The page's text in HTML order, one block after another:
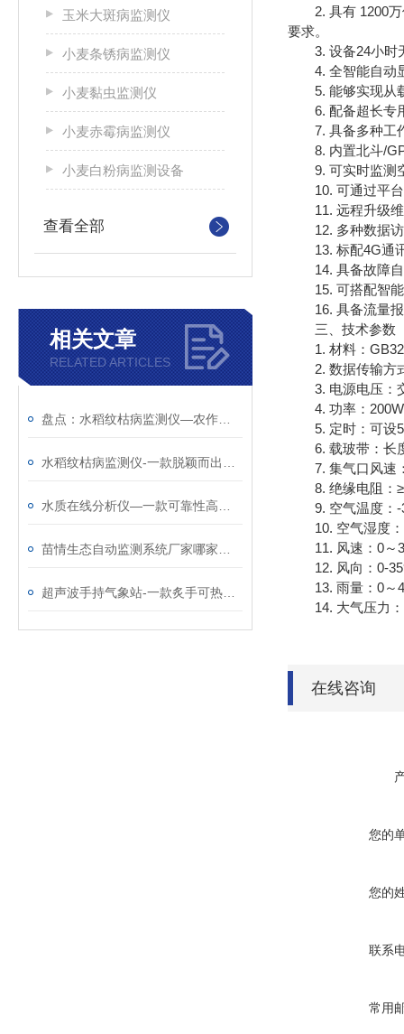
玉米大斑病监测仪
小麦条锈病监测仪
小麦黏虫监测仪
小麦赤霉病监测仪
小麦白粉病监测设备
查看全部
相关文章
RELATED ARTICLES
2. 具有 1200万
要求。
3. 设备24小时无
4. 全智能自动显
5. 能够实现从载
6. 配备超长专用
7. 具备多种工作
8. 内置北斗/
9. 可实时监测空
10. 可通过平台
11. 远程升级维
12. 多种数据访
13. 标配4G通讯
14. 具备故障自
15. 可搭配智能
16. 具备流量报
三、技术参数
1. 材料：
2. 数据传输方式
3. 电源电压：
4. 功率：
5. 定时：可设5
6. 载玻带：长度
7. 集气口风速
8. 绝缘电阻：
9. 空气温度：-
10. 空气湿度：
11. 风速：0～
12. 风向：0-
13. 雨量：0～
14. 大气压力：
在线咨询
您的
您的
联系
常用